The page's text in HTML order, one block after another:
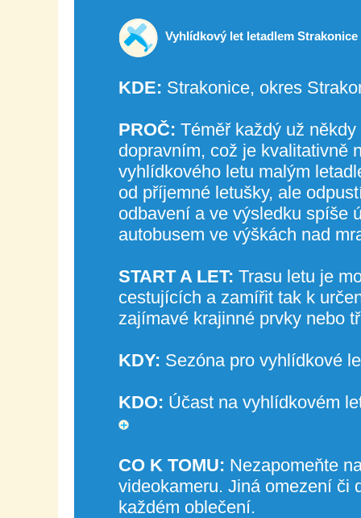
Vyhlídkový let letadlem Strakonice
KDE: Strakonice, okres
PROČ: Téměř každý už
dopravním, což je kvalitativně
vyhlídkového letu malým
od příjemné letušky, ale
odbavení a ve výsledku spíše
autobusem ve výškách nad
START A LET: Trasu letu je
cestujících a zamířit tak k
zajímavé krajinné prvky nebo
KDY: Sezóna pro vyhlídkové
KDO: Účast na vyhlídkovém
CO K TOMU: Nezapomeňte
videokameru. Jiná omezení či
každém oblečení.